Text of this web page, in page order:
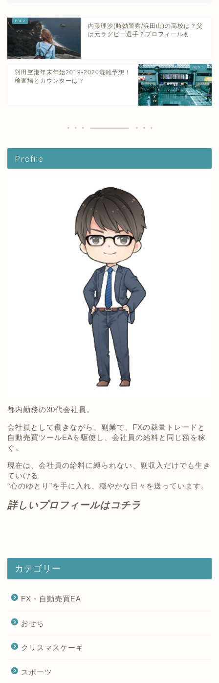
内藤理沙(時効警察/浜田山)の高校は？父
は元ラグビー選手？プロフィールも
羽田空港年末年始2019-2020混雑予想！
検査場とカウンターは？
Profile
都内勤務の30代会社員。
会社員として働きながら、副業で、FXの裁量トレードと
自動売買ツールEAを駆使し、会社員の給料と同じ額を稼
ぐ。
現在は、会社員の給料に縛られない、副収入だけでも生き
ていける
“心のゆとり”を手に入れ、穏やかな日々を送っています。
詳しいプロフィールはコチラ
カテゴリー
FX・自動売買EA
おせち
クリスマスケーキ
スポーツ